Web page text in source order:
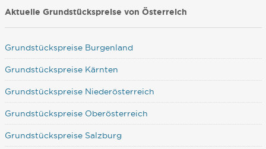
Aktuelle Grundstückspreise von Österreich
Grundstückspreise Burgenland
Grundstückspreise Kärnten
Grundstückspreise Niederösterreich
Grundstückspreise Oberösterreich
Grundstückspreise Salzburg